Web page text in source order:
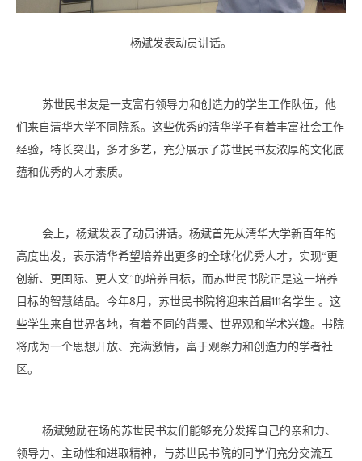
杨斌发表动员讲话。
苏世民书友是一支富有领导力和创造力的学生工作队伍，他
们来自清华大学不同院系。这些优秀的清华学子有着丰富社会工作
经验，特长突出，多才多艺，充分展示了苏世民书友浓厚的文化底
蕴和优秀的人才素质。
会上，杨斌发表了动员讲话。杨斌首先从清华大学新百年的
高度出发，表示清华希望培养出更多的全球化优秀人才，实现“更
创新、更国际、更人文”的培养目标，而苏世民书院正是这一培养
目标的智慧结晶。今年8月，苏世民书院将迎来首届111名学生 。这
些学生来自世界各地，有着不同的背景、世界观和学术兴趣。书院
将成为一个思想开放、充满激情，富于观察力和创造力的学者社
区。
杨斌勉励在场的苏世民书友们能够充分发挥自己的亲和力、
领导力、主动性和进取精神，与苏世民书院的同学们充分交流互